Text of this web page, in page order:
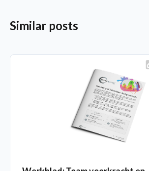
Similar posts